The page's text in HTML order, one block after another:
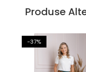
Produse
-37%